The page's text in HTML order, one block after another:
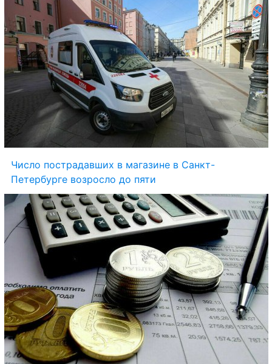
Число пострадавших в магазине в Санкт-
Петербурге возросло до пяти